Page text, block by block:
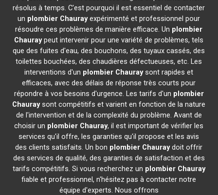
résolus à temps. C'est pourquoi il est essentiel de contacter
un plombier Chaurayexpérimenté et professionnel pour
résoudre ces problèmes de manière efficace. Un plombier
Chauraypeut intervenir pour une variété de problèmes, tels
que des fuites d'eau, des bouchons, des tuyaux cassés, des
toilettes bouchées, des chaudières défectueuses, etc. Les
interventions d'un plombier Chauraysont rapides et
efficaces, avec des délais de réponse très courts pour
répondre à vos besoins d'urgence. Les tarifs d'un plombier
Chauraysont compétitifs et varient en fonction de la nature
de l'intervention et de la complexité du problème. Avant de
choisir un plombier Chauray, il est important de vérifier les
services qu'il offre, les garanties qu'il propose et les avis
des clients satisfaits. Un bon plombier Chauraydoit offrir
des services de qualité, des garanties de satisfaction et des
tarifs compétitifs. Si vous recherchez un plombier Chauray
fiable et professionnel, n'hésitez pas à contacter notre
équipe d'experts. Nous offrons